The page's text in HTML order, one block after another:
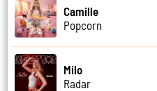
Camille
Popcorn
Milo
Radar